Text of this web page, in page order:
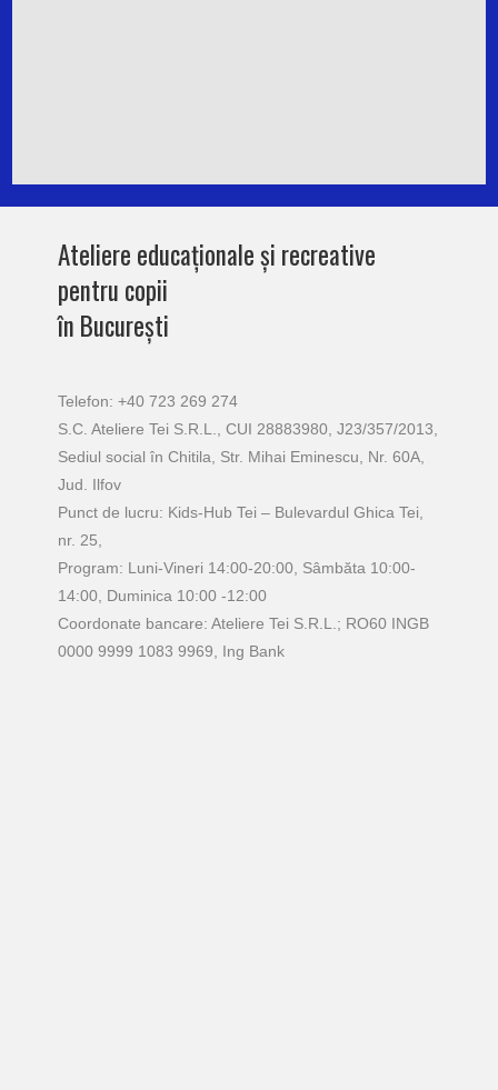
Ateliere educaționale și recreative
pentru copii
în București
Telefon: +40 723 269 274
S.C. Ateliere Tei S.R.L., CUI 28883980, J23/357/2013,
Sediul social în Chitila, Str. Mihai Eminescu, Nr. 60A,
Jud. Ilfov
Punct de lucru: Kids-Hub Tei – Bulevardul Ghica Tei,
nr. 25,
Program: Luni-Vineri 14:00-20:00, Sâmbăta 10:00-
14:00, Duminica 10:00 -12:00
Coordonate bancare: Ateliere Tei S.R.L.; RO60 INGB
0000 9999 1083 9969, Ing Bank